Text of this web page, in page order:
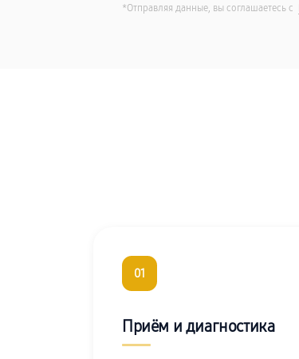
*Отправляя данные, вы соглашаетесь с
01
Приём и диагностика